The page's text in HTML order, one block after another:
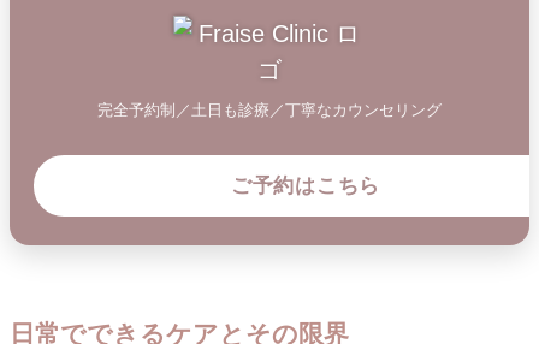
完全予約制／土日も診療／丁寧なカウンセリング
ご予約はこちら
日常でできるケアとその限界